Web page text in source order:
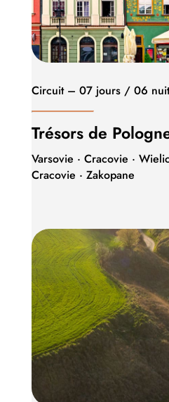
Circuit – 07 jours / 06
Trésors de
Varsovie · Cracovie ·
Cracovie · Zakopane